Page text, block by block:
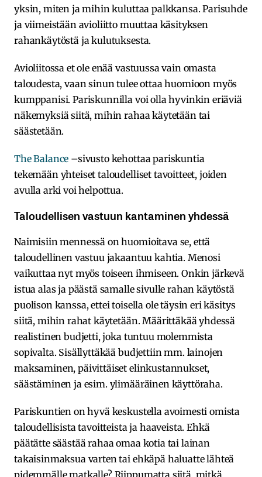
yksin, miten ja mihin kuluttaa palkkansa. Parisuhde
ja viimeistään avioliitto muuttaa käsityksen
rahankäytöstä ja kulutuksesta.
Avioliitossa et ole enää vastuussa vain omasta
taloudesta, vaan sinun tulee ottaa huomioon myös
kumppanisi. Pariskunnilla voi olla hyvinkin eriäviä
näkemyksiä siitä, mihin rahaa käytetään tai
säästetään.
The Balance –sivusto kehottaa pariskuntia
tekemään yhteiset taloudelliset tavoitteet, joiden
avulla arki voi helpottua.
Taloudellisen vastuun kantaminen yhdessä
Naimisiin mennessä on huomioitava se, että
taloudellinen vastuu jakaantuu kahtia. Menosi
vaikuttaa nyt myös toiseen ihmiseen. Onkin järkevä
istua alas ja päästä samalle sivulle rahan käytöstä
puolison kanssa, ettei toisella ole täysin eri käsitys
siitä, mihin rahat käytetään. Määrittäkää yhdessä
realistinen budjetti, joka tuntuu molemmista
sopivalta. Sisällyttäkää budjettiin mm. lainojen
maksaminen, päivittäiset elinkustannukset,
säästäminen ja esim. ylimääräinen käyttöraha.
Pariskuntien on hyvä keskustella avoimesti omista
taloudellisista tavoitteista ja haaveista. Ehkä
päätätte säästää rahaa omaa kotia tai lainan
takaisinmaksua varten tai ehkäpä haluatte lähteä
pidemmälle matkalle? Riippumatta siitä, mitkä